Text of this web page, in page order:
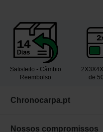
Satisfeito - Câmbio
Reembolso
de
Chronocarpa.pt
Nossos compromissos